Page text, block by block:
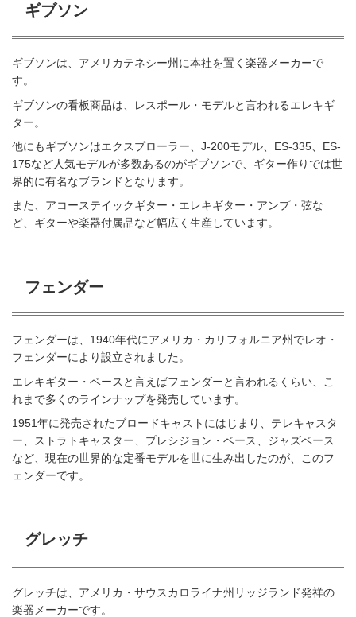
ギブソン
ギブソンは、アメリカテネシー州に本社を置く楽器メーカーで
す。
ギブソンの看板商品は、レスポール・モデルと言われるエレキギ
ター。
他にもギブソンはエクスプローラー、J-200モデル、ES-335、ES-
175など人気モデルが多数あるのがギブソンで、ギター作りでは世
界的に有名なブランドとなります。
また、アコーステイックギター・エレキギター・アンプ・弦な
ど、ギターや楽器付属品など幅広く生産しています。
フェンダー
フェンダーは、1940年代にアメリカ・カリフォルニア州でレオ・
フェンダーにより設立されました。
エレキギター・ベースと言えばフェンダーと言われるくらい、こ
れまで多くのラインナップを発売しています。
1951年に発売されたブロードキャストにはじまり、テレキャスタ
ー、ストラトキャスター、プレシジョン・ベース、ジャズベース
など、現在の世界的な定番モデルを世に生み出したのが、このフ
ェンダーです。
グレッチ
グレッチは、アメリカ・サウスカロライナ州リッジランド発祥の
楽器メーカーです。